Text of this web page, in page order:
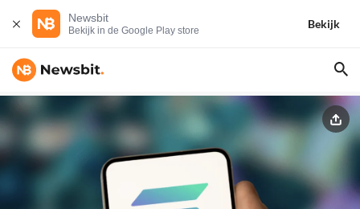
Newsbit
Bekijk in de Google Play store
Bekijk